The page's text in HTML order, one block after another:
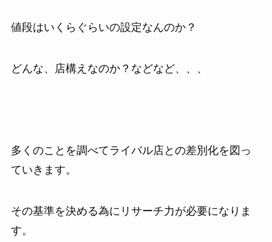
値段はいくらぐらいの設定なんのか？
どんな、店構えなのか？などなど、、、
多くのことを調べてライバル店との差別化を図っ
ていきます。
その基準を決める為にリサーチ力が必要になりま
す。